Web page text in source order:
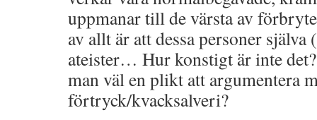
uppmanar till de värsta av
av allt är att dessa personer
ateister… Hur konstigt är inte
man väl en plikt att argumentera
förtryck/kvacksalveri?